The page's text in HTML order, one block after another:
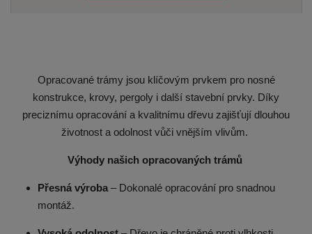
Opracované trámy jsou klíčovým prvkem pro nosné
konstrukce, krovy, pergoly i další stavební prvky. Díky
preciznímu opracování a kvalitnímu dřevu zajišťují dlouhou
životnost a odolnost vůči vnějším vlivům.
Výhody našich opracovaných trámů
Přesná výroba – Dokonalé opracování pro snadnou
montáž.